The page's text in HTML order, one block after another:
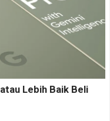
Lebih Baik Beli